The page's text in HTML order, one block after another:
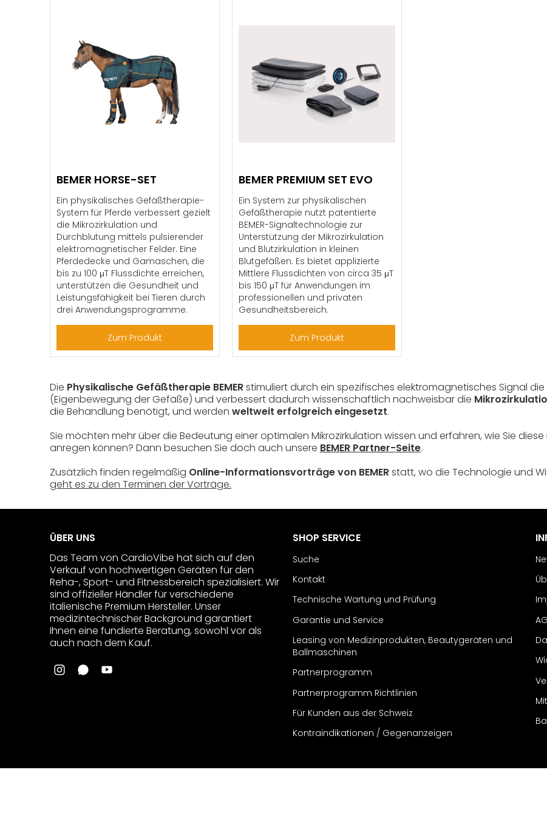
BEMER HORSE-SET
Ein physikalisches Gefäßtherapie-
System für Pferde verbessert gezielt
die Mikrozirkulation und
Durchblutung mittels pulsierender
elektromagnetischer Felder. Eine
Pferdedecke und Gamaschen, die
bis zu 100 μT Flussdichte erreichen,
unterstützen die Gesundheit und
Leistungsfähigkeit bei Tieren durch
drei Anwendungsprogramme.
Zum Produkt
BEMER PREMIUM SET EVO
Ein System zur physikalischen
Gefäßtherapie nutzt patentierte
BEMER-Signaltechnologie zur
Unterstützung der Mikrozirkulation
und Blutzirkulation in kleinen
Blutgefäßen. Es bietet applizierte
Mittlere Flussdichten von circa 35 μT
bis 150 μT für Anwendungen im
professionellen und privaten
Gesundheitsbereich.
Zum Produkt
Die Physikalische Gefäßtherapie BEMERstimuliert durch ein spezifisches elektromagnetisches Signal
(Eigenbewegung der Gefäße) und verbessert dadurch wissenschaftlich nachweisbar die
die Behandlung benötigt, und werden weltweit erfolgreich eingesetzt.
Sie möchten mehr über die Bedeutung einer optimalen Mikrozirkulation wissen und erfahren, wie Sie diese
anregen können? Dann besuchen Sie doch auch unsere BEMER Partner-Seite.
Zusätzlich finden regelmäßig Online-Informationsvorträge von BEMERstatt, wo die Technologie und
geht es zu den Terminen der Vorträge.
ÜBER UNS
Das Team von CardioVibe hat sich auf den
Verkauf von hochwertigen Geräten für den
Reha-, Sport- und Fitnessbereich spezialisiert. Wir
sind offizieller Händler für verschiedene
italienische Premium Hersteller. Unser
medizintechnischer Background garantiert
Ihnen eine fundierte Beratung, sowohl vor als
auch nach dem Kauf.
SHOP SERVICE
Suche
Kontakt
Technische Wartung und Prüfung
Garantie und Service
Leasing von Medizinprodukten, Beautygeräten und
Ballmaschinen
Partnerprogramm
Partnerprogramm Richtlinien
Für Kunden aus der Schweiz
Kontraindikationen / Gegenanzeigen